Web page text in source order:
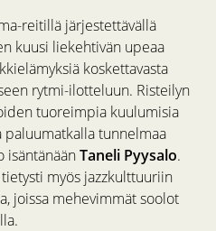
reitillä järjestettävällä
kuusi liekehtivän upeaa
koskettavasta
rytmi-ilotteluun. Risteilyn
tuoreimpia kuulumisia
paluumatkalla tunnelmaa
isäntänäänTaneli Pyysalo.
myös jazzkulttuuriin
joissa mehevimmät soolot